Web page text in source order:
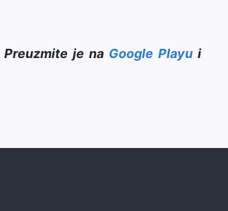
Preuzmite je na Google Playui